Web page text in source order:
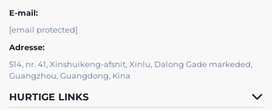
E-mail:
[email protected]
Adresse:
514, nr. 41, Xinshuikeng-afsnit, Xinlu, Dalong Gade markeded,
Guangzhou, Guangdong, Kina
HURTIGE LINKS